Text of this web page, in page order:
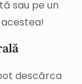
sau pe un
descărca